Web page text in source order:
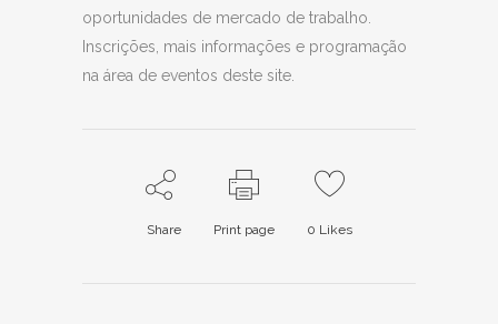
oportunidades de mercado de trabalho.
Inscrições, mais informações e programação
na área de eventos deste site.
Share Print page 0 Likes